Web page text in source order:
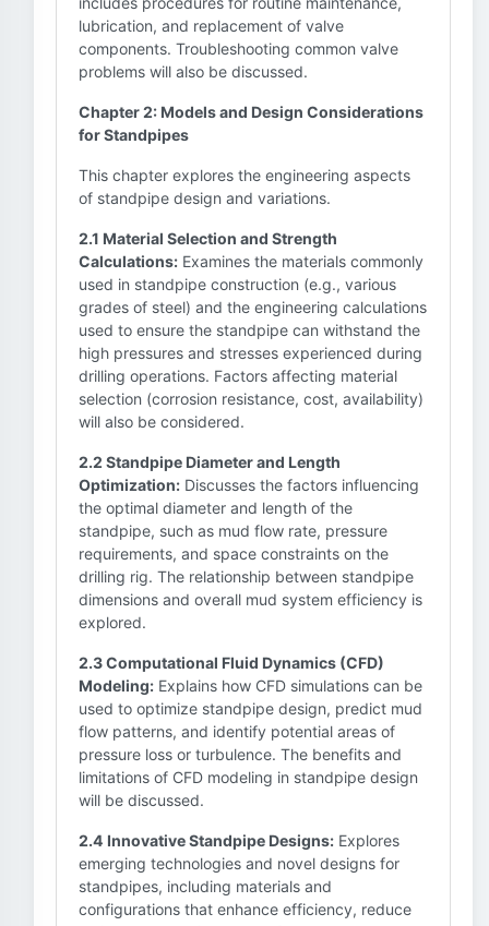
lubrication, and replacement of valve
components. Troubleshooting common valve
problems will also be discussed.
Chapter 2: Models and Design Considerations
for Standpipes
This chapter explores the engineering aspects
of standpipe design and variations.
2.1 Material Selection and Strength
Calculations: Examines the materials commonly
used in standpipe construction (e.g., various
grades of steel) and the engineering calculations
used to ensure the standpipe can withstand the
high pressures and stresses experienced during
drilling operations. Factors affecting material
selection (corrosion resistance, cost, availability)
will also be considered.
2.2 Standpipe Diameter and Length
Optimization: Discusses the factors influencing
the optimal diameter and length of the
standpipe, such as mud flow rate, pressure
requirements, and space constraints on the
drilling rig. The relationship between standpipe
dimensions and overall mud system efficiency is
explored.
2.3 Computational Fluid Dynamics (CFD)
Modeling: Explains how CFD simulations can be
used to optimize standpipe design, predict mud
flow patterns, and identify potential areas of
pressure loss or turbulence. The benefits and
limitations of CFD modeling in standpipe design
will be discussed.
2.4 Innovative Standpipe Designs: Explores
emerging technologies and novel designs for
standpipes, including materials and
configurations that enhance efficiency, reduce